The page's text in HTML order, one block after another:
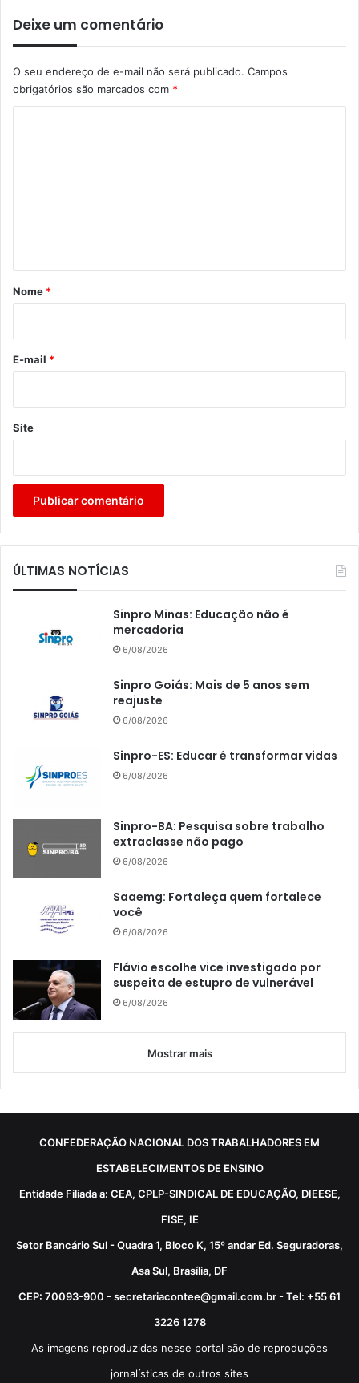
Deixe um comentário
O seu endereço de e-mail não será publicado. Campos
obrigatórios são marcados com *
r
*
Nome *
E-mail *
Site
ÚLTIMAS NOTÍCIAS
Sinpro Minas: Educação não é
mercadoria
6/08/2026
Sinpro Goiás: Mais de 5 anos sem
reajuste
6/08/2026
Sinpro-ES: Educar é transformar vidas
6/08/2026
Sinpro-BA: Pesquisa sobre trabalho
extraclasse não pago
6/08/2026
Saaemg: Fortaleça quem fortalece
você
6/08/2026
Flávio escolhe vice investigado por
suspeita de estupro de vulnerável
6/08/2026
Mostrar mais
CONFEDERAÇÃO NACIONAL DOS TRABALHADORES EM
ESTABELECIMENTOS DE ENSINO
Entidade Filiada a: CEA, CPLP-SINDICAL DE EDUCAÇÃO, DIEESE,
FISE, IE
Setor Bancário Sul - Quadra 1, Bloco K, 15º andar Ed. Seguradoras,
Asa Sul, Brasília, DF
CEP: 70093-900 - secretariacontee@gmail.com.br - Tel: +55 61
3226 1278
As imagens reproduzidas nesse portal são de reproduções
jornalísticas de outros sites